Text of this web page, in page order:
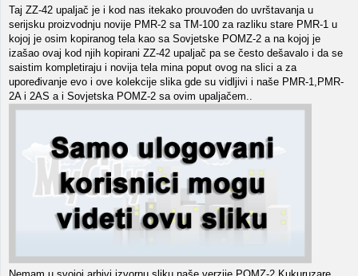
Taj ZZ-42 upaljač je i kod nas itekako prouvođen do uvrštavanja u
serijsku proizvodnju novije PMR-2 sa TM-100 za razliku stare PMR-1 u
kojoj je osim kopiranog tela kao sa Sovjetske POMZ-2 a na kojoj je
izašao ovaj kod njih kopirani ZZ-42 upaljač pa se često dešavalo i da se
saistim kompletiraju i novija tela mina poput ovog na slici a za
upoređivanje evo i ove kolekcije slika gde su vidljivi i naše PMR-1,PMR-
2A i 2AS a i Sovjetska POMZ-2 sa ovim upaljačem..